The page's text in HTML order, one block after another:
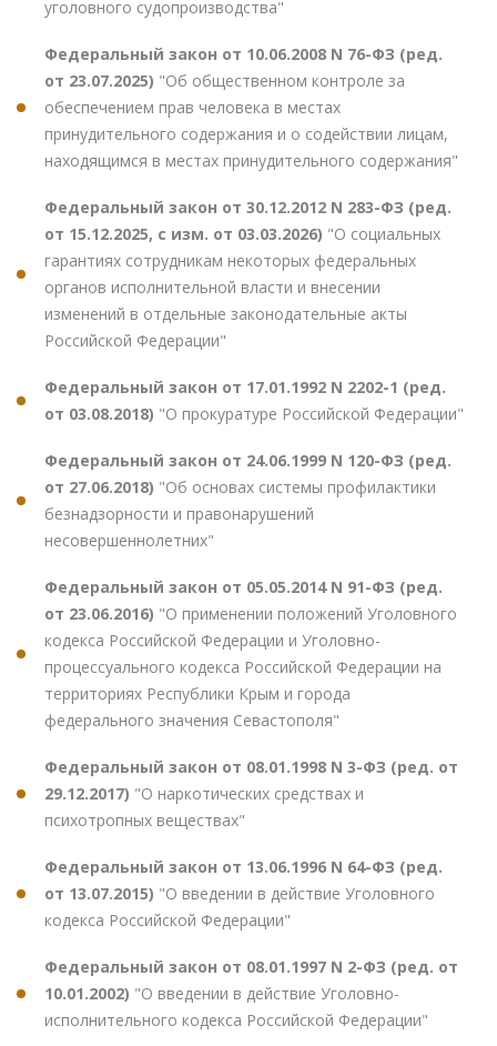
уголовного судопроизводства"
Федеральный закон от 10.06.2008 N 76-ФЗ (ред.
от 23.07.2025) "Об общественном контроле за
обеспечением прав человека в местах
принудительного содержания и о содействии лицам,
находящимся в местах принудительного содержания"
Федеральный закон от 30.12.2012 N 283-ФЗ (ред.
от 15.12.2025, с изм. от 03.03.2026) "О социальных
гарантиях сотрудникам некоторых федеральных
органов исполнительной власти и внесении
изменений в отдельные законодательные акты
Российской Федерации"
Федеральный закон от 17.01.1992 N 2202-1 (ред.
от 03.08.2018) "О прокуратуре Российской Федерации"
Федеральный закон от 24.06.1999 N 120-ФЗ (ред.
от 27.06.2018) "Об основах системы профилактики
безнадзорности и правонарушений
несовершеннолетних"
Федеральный закон от 05.05.2014 N 91-ФЗ (ред.
от 23.06.2016) "О применении положений Уголовного
кодекса Российской Федерации и Уголовно-
процессуального кодекса Российской Федерации на
территориях Республики Крым и города
федерального значения Севастополя"
Федеральный закон от 08.01.1998 N 3-ФЗ (ред. от
29.12.2017) "О наркотических средствах и
психотропных веществах"
Федеральный закон от 13.06.1996 N 64-ФЗ (ред.
от 13.07.2015) "О введении в действие Уголовного
кодекса Российской Федерации"
Федеральный закон от 08.01.1997 N 2-ФЗ (ред. от
10.01.2002) "О введении в действие Уголовно-
исполнительного кодекса Российской Федерации"